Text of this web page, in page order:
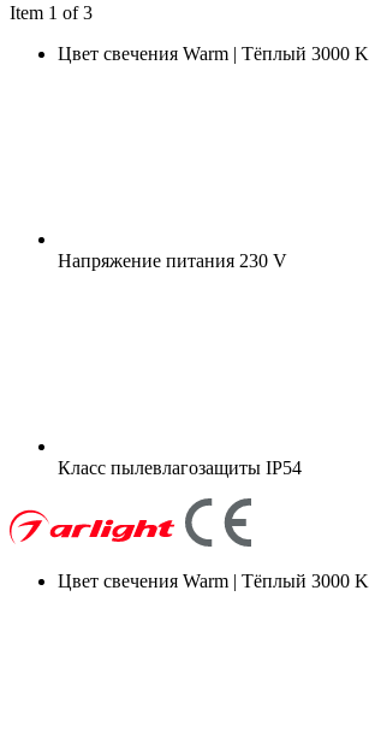
Item 1 of 3
Цвет свечения Warm | Тёплый 3000 K
Напряжение питания 230 V
Класс пылевлагозащиты IP54
Цвет свечения Warm | Тёплый 3000 K